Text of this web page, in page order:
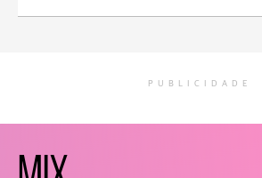
PUBLICIDADE